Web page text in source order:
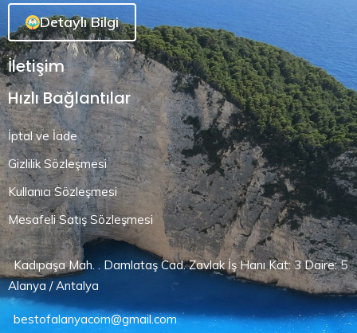
Detaylı Bilgi
İletişim
Hızlı Bağlantılar
İptal ve İade
Gizlilik Sözleşmesi
Kullanıcı Sözleşmesi
Mesafeli Satış Sözleşmesi
Kadıpaşa Mah. . Damlataş Cad. Zavlak İş Hanı Kat: 3 Daire: 5
Alanya / Antalya
bestofalanyacom@gmail.com